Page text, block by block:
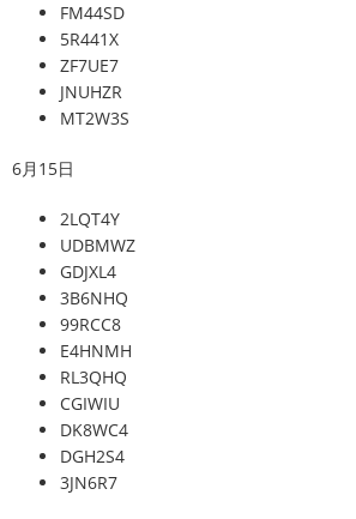
FM44SD
5R441X
ZF7UE7
JNUHZR
MT2W3S
6月15日
2LQT4Y
UDBMWZ
GDJXL4
3B6NHQ
99RCC8
E4HNMH
RL3QHQ
CGIWIU
DK8WC4
DGH2S4
3JN6R7